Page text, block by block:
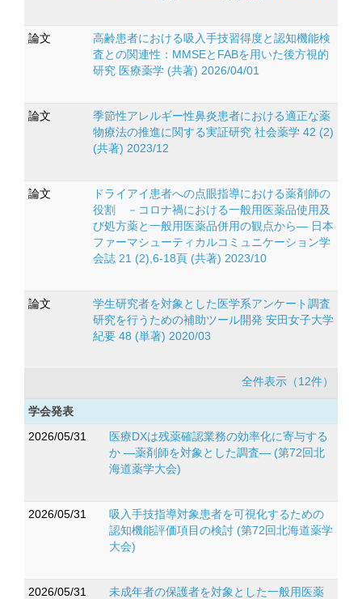
論文
高齢患者における吸入手技習得度と認知機能検
査との関連性：MMSEとFABを用いた後方視的
研究 医療薬学 (共著) 2026/04/01
論文
季節性アレルギー性鼻炎患者における適正な薬
物療法の推進に関する実証研究 社会薬学 42 (2)
(共著) 2023/12
論文
ドライアイ患者への点眼指導における薬剤師の
役割 －コロナ禍における一般用医薬品使用及
び処方薬と一般用医薬品併用の観点から― 日本
ファーマシューティカルコミュニケーション学
会誌 21 (2),6-18頁 (共著) 2023/10
論文
学生研究者を対象とした医学系アンケート調査
研究を行うための補助ツール開発 安田女子大学
紀要 48 (単著) 2020/03
全件表示（12件）
学会発表
2026/05/31
医療DXは残薬確認業務の効率化に寄与する
か ―薬剤師を対象とした調査― (第72回北
海道薬学大会)
2026/05/31
吸入手技指導対象患者を可視化するための
認知機能評価項目の検討 (第72回北海道薬学
大会)
2026/05/31
未成年者の保護者を対象とした一般用医薬